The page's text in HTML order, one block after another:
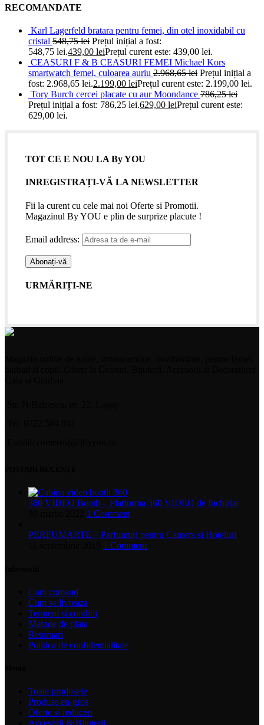
RECOMANDATE
Karl Lagerfeld bratara pentru femei, din otel inoxidabil cu
cristal 548,75lei Prețul inițial a fost:
548,75 lei.439,00 leiPrețul curent este: 439,00 lei.
CEASURI F & B CEASURI FEMEI Michael Kors
smartwatch femei, culoarea auriu 2.968,65lei Prețul inițial a
fost: 2.968,65 lei.2.199,00 leiPrețul curent este: 2.199,00 lei.
Tory Burch cercei placate cu aur Moondance 786,25lei
Prețul inițial a fost: 786,25 lei.629,00 leiPrețul curent este:
629,00 lei.
TOT CE E NOU LA By YOU
INREGISTRAȚI-VĂ LA NEWSLETTER
Fii la curent cu cele mai noi Oferte si Promotii.
Magazinul By YOU e plin de surprize placute !
Email address:
URMĂRIȚI-NE
360 VIDEO Booth – Platforma 360 VIDEO de Inchiriat
1 Comment
PERFUMARTE – Parfumuri pentru Camera si Hoteluri
1 Comment
Cum comand
Cum se livreaza
Termeni si conditii
Metode de plata
Returnari
Politica de confidentialitate
Toate produsele
Produse en-gros
Oferte si reduceri